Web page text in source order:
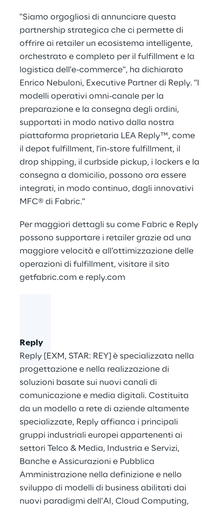
"Siamo orgogliosi di annunciare questa
partnership strategica che ci permette di
offrire ai retailer un ecosistema intelligente,
orchestrato e completo per il fulfillment e la
logistica dell'e-commerce", ha dichiarato
Enrico Nebuloni, Executive Partner di Reply. "I
modelli operativi omni-canale per la
preparazione e la consegna degli ordini,
supportati in modo nativo dalla nostra
piattaforma proprietaria LEA Reply™, come
il depot fulfillment, l'in-store fulfillment, il
drop shipping, il curbside pickup, i lockers e la
consegna a domicilio, possono ora essere
integrati, in modo continuo, dagli innovativi
MFC® di Fabric."
Per maggiori dettagli su come Fabric e Reply
possono supportare i retailer grazie ad una
maggiore velocità e all’ottimizzazione delle
operazioni di fulfillment, visitare il sito
getfabric.com e reply.com
Reply
Reply [EXM, STAR: REY] è specializzata nella
progettazione e nella realizzazione di
soluzioni basate sui nuovi canali di
comunicazione e media digitali. Costituita
da un modello a rete di aziende altamente
specializzate, Reply affianca i principali
gruppi industriali europei appartenenti ai
settori Telco & Media, Industria e Servizi,
Banche e Assicurazioni e Pubblica
Amministrazione nella definizione e nello
sviluppo di modelli di business abilitati dai
nuovi paradigmi dell’AI, Cloud Computing,